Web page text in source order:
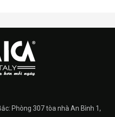
Phòng 307 tòa nhà An Bình 1,